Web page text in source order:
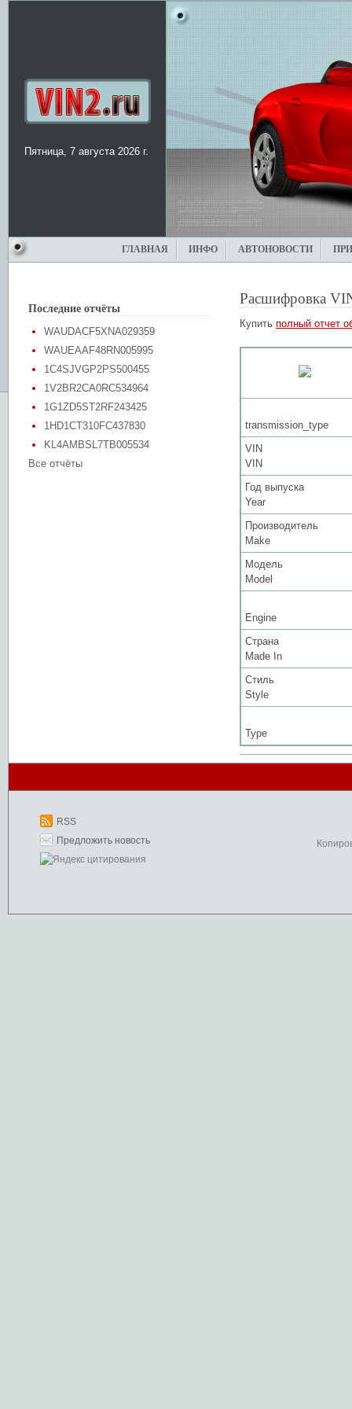
Пятница, 7 августа 2026 г.
ГЛАВНАЯ ИНФО АВТОНОВОСТИ
Последние отчёты
WAUDACF5XNA029359
WAUEAAF48RN005995
1C4SJVGP2PS500455
1V2BR2CA0RC534964
1G1ZD5ST2RF243425
1HD1CT310FC437830
KL4AMBSL7TB005534
Все отчёты
Расшифровка
Купить полный отчет
transmission_type
VIN
VIN
Год выпуска
Year
Производитель
Make
Модель
Model
Engine
Страна
Made In
Стиль
Style
Type
RSS
Предложить новость